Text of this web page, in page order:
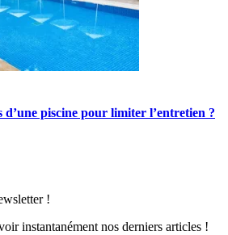
d’une piscine pour limiter l’entretien ?
!
instantanément nos derniers articles !